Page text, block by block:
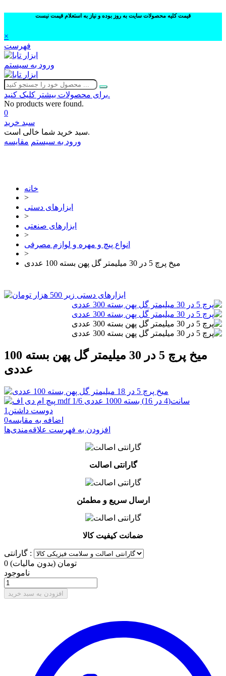
قیمت کلیه محصولات سایت به روز بوده و نیاز به استعلام قیمت نیست
×
فهرست
ورود به سیستم
برای محصولات بیشتر کلیک کنید.
No products were found.
0
سبد خرید
سبد خرید شما خالی است.
ورود به سیستم مقایسه
خانه
>
ابزارهای دستی
>
ابزارهای صنعتی
>
انواع پیچ و مهره و لوازم مصرفی
>
میخ پرچ 5 در 30 میلیمتر گل پهن بسته 100 عددی
میخ پرچ 5 در 30 میلیمتر گل پهن بسته 100
عددی
دوست داشتن 1
اضافه به مقایسه0
افزودن به فهرست علاقه‌مندی‌ها
گارانتی اصالت
ارسال سریع و مطمئن
ضمانت کیفیت کالا
گارانتی :
0 تومان (بدون مالیات)
ناموجود
افزودن به سبد خرید